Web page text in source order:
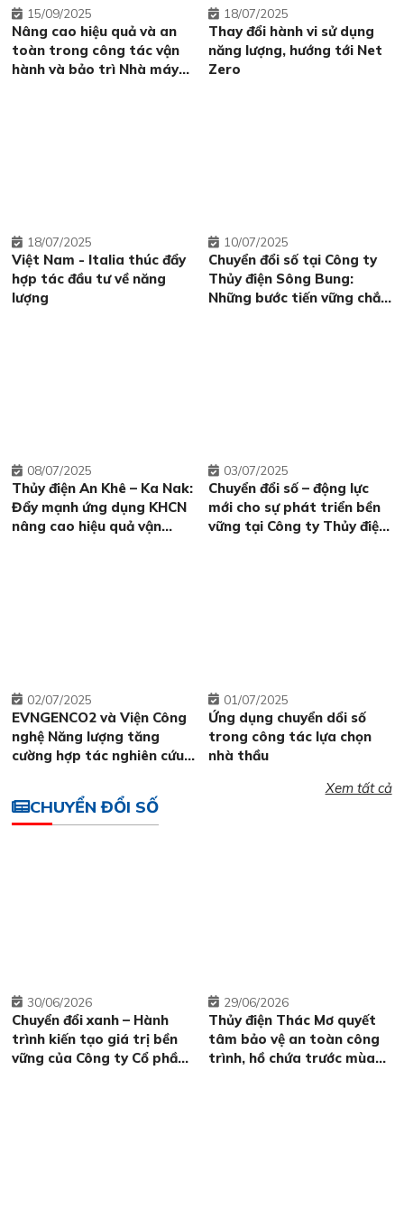
Nâng cao hiệu quả và an
toàn trong công tác vận
hành và bảo trì Nhà máy
15 09/2025
Thay đổi hành vi sử dụng
năng lượng, hướng tới Net
Zero
18 07/2025
Việt Nam - Italia thúc đẩy
hợp tác đầu tư về năng
lượng
18 07/2025
Chuyển đổi số tại Công ty
Thủy điện Sông Bung:
Những bước tiến vững chắc
10 07/2025
Thủy điện An Khê – Ka Nak:
Đẩy mạnh ứng dụng KHCN
nâng cao hiệu quả vận
08 07/2025
Chuyển đổi số – động lực
mới cho sự phát triển bền
vững tại Công ty Thủy điện
03 07/2025
EVNGENCO2 và Viện Công
nghệ Năng lượng tăng
cường hợp tác nghiên cứu
công nghệ và đào tạo
nguồn nhân lực
02 07/2025
Ứng dụng chuyển dổi số
trong công tác lựa chọn
nhà thầu
01 07/2025
Xem tất cả
CHUYỂN ĐỔI SỐ
Chuyển đổi xanh – Hành
trình kiến tạo giá trị bền
vững của Công ty Cổ phần
30 06/2026
Thủy điện Thác Mơ quyết
tâm bảo vệ an toàn công
trình, hồ chứa trước mùa
29 06/2026